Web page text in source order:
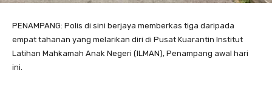
PENAMPANG: Polis di sini berjaya memberkas tiga daripada
empat tahanan yang melarikan diri di Pusat Kuarantin Institut
Latihan Mahkamah Anak Negeri (ILMAN), Penampang awal hari
ini.